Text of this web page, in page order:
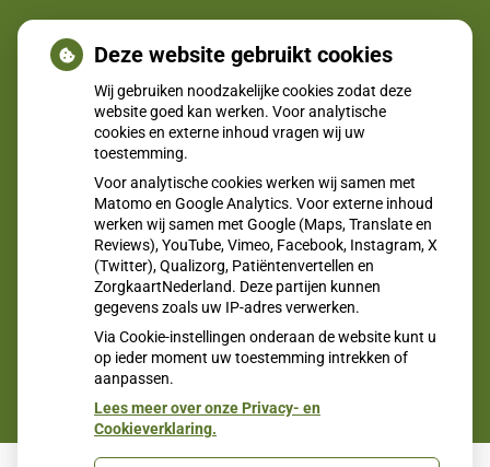
Jong en alert: hoe je borstkanker herkent als je verder kijkt
dan een knobbeltje
Sinds huisartsen afslankmedicijnen mogen voorschrijven,
neemt gebruik toe
Eigen risico gaat onder toekomstig kabinet omhoog
Schurft sinds corona geen vergeten ziekte meer: aantal
uitbraken fors gestegen
CZ vergoedt zorg van twee gespecialiseerde
revalidatieartsen niet meer
Deze website gebruikt cookies
Wij gebruiken noodzakelijke cookies zodat deze
website goed kan werken. Voor analytische
cookies en externe inhoud vragen wij uw
toestemming.
Voor analytische cookies werken wij samen met
Matomo en Google Analytics. Voor externe inhoud
werken wij samen met Google (Maps, Translate en
Reviews), YouTube, Vimeo, Facebook, Instagram, X
(Twitter), Qualizorg, Patiëntenvertellen en
ZorgkaartNederland. Deze partijen kunnen
gegevens zoals uw IP-adres verwerken.
Via Cookie-instellingen onderaan de website kunt u
op ieder moment uw toestemming intrekken of
aanpassen.
Lees meer over onze Privacy- en
Cookieverklaring.